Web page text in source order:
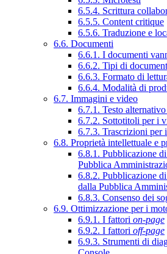
6.5.4. Scrittura
6.5.5. Content critique
6.5.6. Traduzione e
6.6. Documenti
6.6.1. I documenti
6.6.2. Tipi di
6.6.3. Formato di
6.6.4. Modalità di
6.7. Immagini e video
6.7.1. Testo
6.7.2. Sottotitoli per i
6.7.3. Trascrizioni per
6.8. Proprietà intellettuale e
6.8.1. Pubblicazione
Pubblica
6.8.2. Pubblicazione
dalla Pubblica
6.8.3. Consenso dei
6.9. Ottimizzazione per i
6.9.1. I fattori on-page
6.9.2. I fattori off-page
6.9.3. Strumenti di